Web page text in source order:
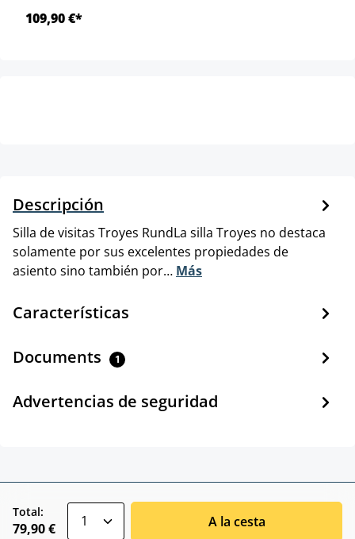
109,90 €*
Descripción
Silla de visitas Troyes RundLa silla Troyes no destaca
solamente por sus excelentes propiedades de
asiento sino también por… Más
Características
Documents 1
Advertencias de seguridad
Total:
79,90 € A la cesta